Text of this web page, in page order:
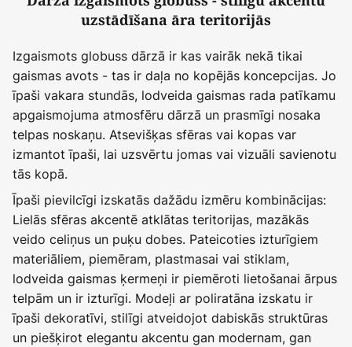
uzstādīšana āra teritorijās
Izgaismots globuss dārzā ir kas vairāk nekā tikai
gaismas avots - tas ir daļa no kopējās koncepcijas. Jo
īpaši vakara stundās, lodveida gaismas rada patīkamu
apgaismojuma atmosfēru dārzā un prasmīgi nosaka
telpas noskaņu. Atsevišķas sfēras vai kopas var
izmantot īpaši, lai uzsvērtu jomas vai vizuāli savienotu
tās kopā.
Īpaši pievilcīgi izskatās dažādu izmēru kombinācijas:
Lielās sfēras akcentē atklātas teritorijas, mazākās
veido celiņus un puķu dobes. Pateicoties izturīgiem
materiāliem, piemēram, plastmasai vai stiklam,
lodveida gaismas ķermeņi ir piemēroti lietošanai ārpus
telpām un ir izturīgi. Modeļi ar poliratāna izskatu ir
īpaši dekoratīvi, stilīgi atveidojot dabiskās struktūras
un piešķirot elegantu akcentu gan modernam, gan